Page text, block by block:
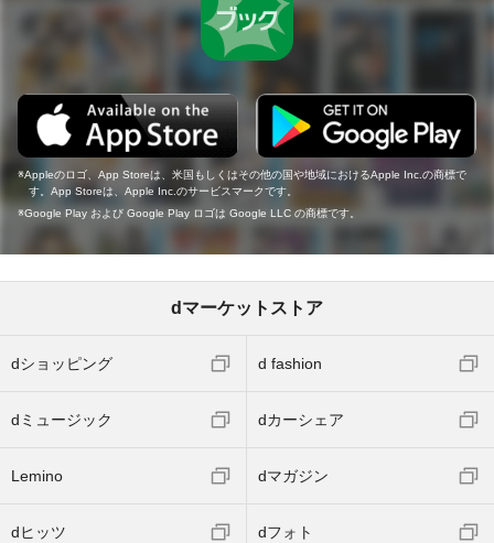
Appleのロゴ、App Storeは、米国もしくはその他の国や地域におけるApple Inc.の商標で
す。App Storeは、Apple Inc.のサービスマークです。
Google Play および Google Play ロゴは Google LLC の商標です。
dマーケットストア
dショッピング d fashion
dミュージック dカーシェア
Lemino dマガジン
dヒッツ dフォト